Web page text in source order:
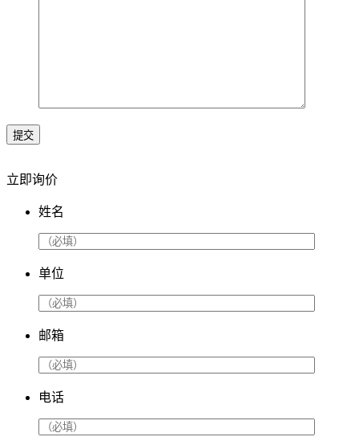
提交
立即询价
姓名
单位
邮箱
电话